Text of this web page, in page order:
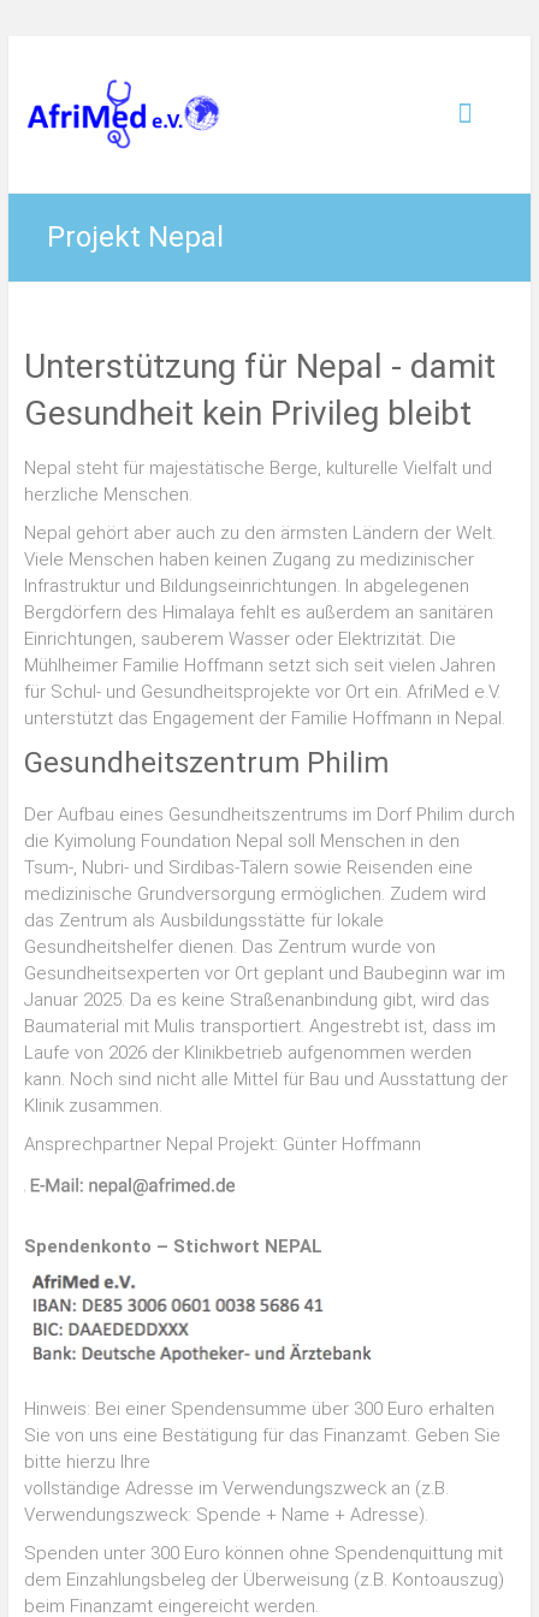
springen
AfriMed
Leid
Gesundheit
Projekt Nepal
Unterstützung für Nepal - damit
Gesundheit kein Privileg bleibt
Nepal steht für majestätische Berge, kulturelle Vielfalt und
herzliche Menschen.
Nepal gehört aber auch zu den ärmsten Ländern der Welt.
Viele Menschen haben keinen Zugang zu medizinischer
Infrastruktur und Bildungseinrichtungen. In abgelegenen
Bergdörfern des Himalaya fehlt es außerdem an sanitären
Einrichtungen, sauberem Wasser oder Elektrizität. Die
Mühlheimer Familie Hoffmann setzt sich seit vielen Jahren
für Schul- und Gesundheitsprojekte vor Ort ein. AfriMed e.V.
unterstützt das Engagement der Familie Hoffmann in Nepal.
Gesundheitszentrum Philim
Der Aufbau eines Gesundheitszentrums im Dorf Philim durch
die Kyimolung Foundation Nepal soll Menschen in den
Tsum-, Nubri- und Sirdibas-Tälern sowie Reisenden eine
medizinische Grundversorgung ermöglichen. Zudem wird
das Zentrum als Ausbildungsstätte für lokale
Gesundheitshelfer dienen. Das Zentrum wurde von
Gesundheitsexperten vor Ort geplant und Baubeginn war im
Januar 2025. Da es keine Straßenanbindung gibt, wird das
Baumaterial mit Mulis transportiert. Angestrebt ist, dass im
Laufe von 2026 der Klinikbetrieb aufgenommen werden
kann. Noch sind nicht alle Mittel für Bau und Ausstattung der
Klinik zusammen.
Ansprechpartner Nepal Projekt: Günter Hoffmann
Spendenkonto – Stichwort NEPAL
Hinweis: Bei einer Spendensumme über 300 Euro erhalten
Sie von uns eine Bestätigung für das Finanzamt. Geben Sie
bitte hierzu Ihre
vollständige Adresse im Verwendungszweck an (z.B.
Verwendungszweck: Spende + Name + Adresse).
Spenden unter 300 Euro können ohne Spendenquittung mit
dem Einzahlungsbeleg der Überweisung (z.B. Kontoauszug)
beim Finanzamt eingereicht werden.